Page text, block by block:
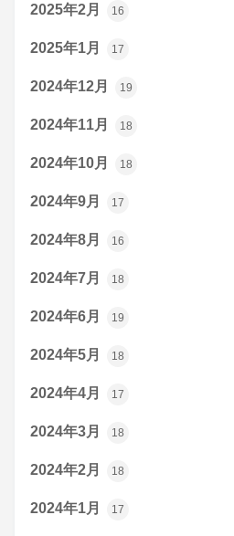
2025年2月 16
2025年1月 17
2024年12月 19
2024年11月 18
2024年10月 18
2024年9月 17
2024年8月 16
2024年7月 18
2024年6月 19
2024年5月 18
2024年4月 17
2024年3月 18
2024年2月 18
2024年1月 17